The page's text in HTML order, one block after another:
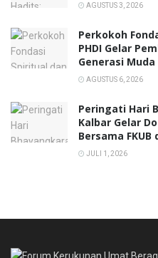
AGUSTUS 3, 2026
Perkokoh
PHDI Gelar
Generasi
AGUSTUS 6, 2026
Peringati Hari
Kalbar Gelar
Bersama
JULI 1, 2026